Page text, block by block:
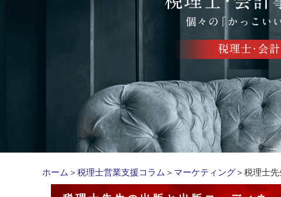
ホーム ＞ 税理士営業支援コラム ＞ マーケティング＞税理士